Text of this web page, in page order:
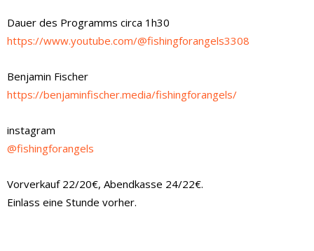
Dauer des Programms circa 1h30
https://www.youtube.com/@fishingforangels3308
Benjamin Fischer
https://benjaminfischer.media/fishingforangels/
instagram
@fishingforangels
Vorverkauf 22/20€, Abendkasse 24/22€.
Einlass eine Stunde vorher.